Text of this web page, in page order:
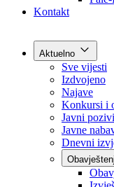
Kontakt
Aktuelno
Sve vijesti
Izdvojeno
Najave
Konkursi i
Javni pozivi
Javne
Dnevni